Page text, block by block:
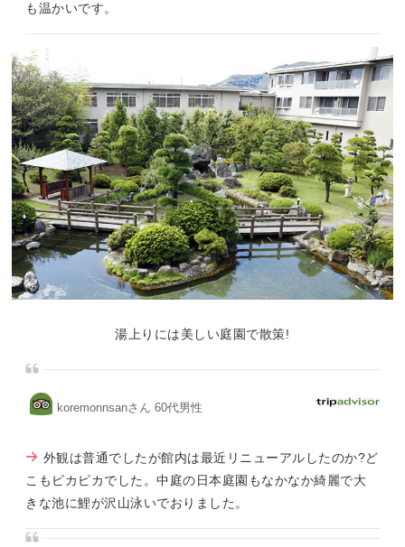
も温かいです。
湯上りには美しい庭園で散策!
koremonnsanさん 60代男性
外観は普通でしたが館内は最近リニューアルしたのか?ど
こもピカピカでした。中庭の日本庭園もなかなか綺麗で大
きな池に鯉が沢山泳いでおりました。